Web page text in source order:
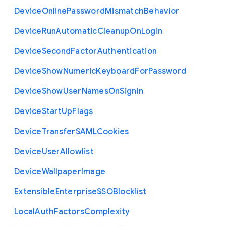
DeviceOnlinePasswordMismatchBehavior
DeviceRunAutomaticCleanupOnLogin
DeviceSecondFactorAuthentication
DeviceShowNumericKeyboardForPassword
DeviceShowUserNamesOnSignin
DeviceStartUpFlags
DeviceTransferSAMLCookies
DeviceUserAllowlist
DeviceWallpaperImage
ExtensibleEnterpriseSSOBlocklist
LocalAuthFactorsComplexity